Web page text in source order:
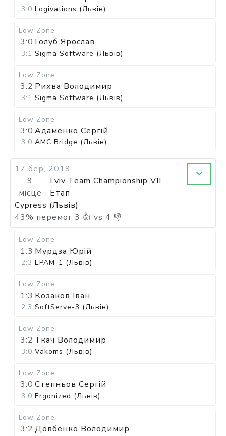
3:0 Logivations (Львів)
Low Zone
3:0 Голуб Ярослав
3:1 Sigma Software (Львів)
Low Zone
3:2 Рихва Володимир
3:1 Sigma Software (Львів)
Low Zone
3:0 Адаменко Сергій
3:0 AMC Bridge (Львів)
17 бер, 2019
9
місце
Lviv Team Championship VII
Етап
Cypress (Львів)
43% перемог 3 👍 vs 4 👎
Low Zone
1:3 Мурдза Юрій
2:3 EPAM-1 (Львів)
Low Zone
1:3 Козаков Іван
2:3 SoftServe-3 (Львів)
Low Zone
3:2 Ткач Володимир
3:0 Vakoms (Львів)
Low Zone
3:0 Степньов Сергій
3:0 Ergonized (Львів)
Low Zone
3:2 Довбенко Володимир